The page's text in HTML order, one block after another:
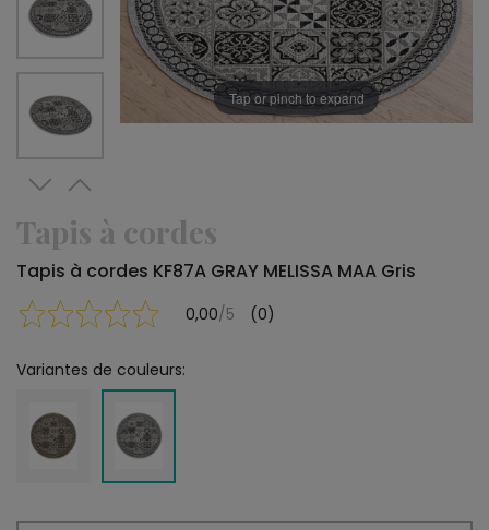
Tap or pinch to expand
Tapis à cordes
Tapis à cordes KF87A GRAY MELISSA MAA Gris
0,00/5 (0)
Variantes de couleurs: